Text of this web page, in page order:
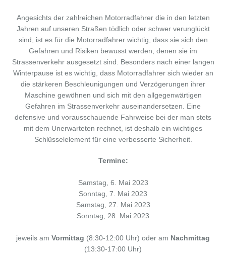
Angesichts der zahlreichen Motorradfahrer die in den letzten
Jahren auf unseren Straßen tödlich oder schwer verunglückt
sind, ist es für die Motorradfahrer wichtig, dass sie sich den
Gefahren und Risiken bewusst werden, denen sie im
Strassenverkehr ausgesetzt sind. Besonders nach einer langen
Winterpause ist es wichtig, dass Motorradfahrer sich wieder an
die stärkeren Beschleunigungen und Verzögerungen ihrer
Maschine gewöhnen und sich mit den allgegenwärtigen
Gefahren im Strassenverkehr auseinandersetzen. Eine
defensive und vorausschauende Fahrweise bei der man stets
mit dem Unerwarteten rechnet, ist deshalb ein wichtiges
Schlüsselelement für eine verbesserte Sicherheit.
Termine:
Samstag, 6. Mai 2023
Sonntag, 7. Mai 2023
Samstag, 27. Mai 2023
Sonntag, 28. Mai 2023
jeweils am Vormittag (8:30-12:00 Uhr) oder am Nachmittag
(13:30-17:00 Uhr)